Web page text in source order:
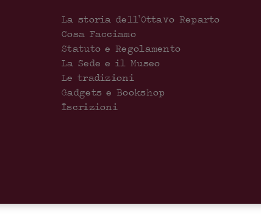
La storia dell’Ottavo Reparto
Cosa Facciamo
Statuto e Regolamento
La Sede e il Museo
Le tradizioni
Gadgets e Bookshop
Iscrizioni